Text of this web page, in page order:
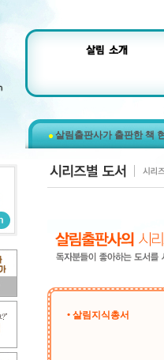
살림출판사가 출판한 책
• 살림지식총서